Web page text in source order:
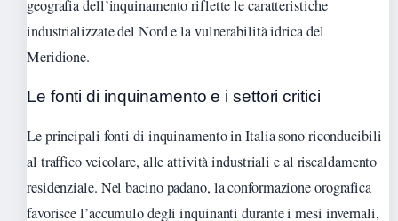
geografia dell’inquinamento riflette le caratteristiche
industrializzate del Nord e la vulnerabilità idrica del
Meridione.
Le fonti di inquinamento e i settori critici
Le principali fonti di inquinamento in Italia sono riconducibili
al traffico veicolare, alle attività industriali e al riscaldamento
residenziale. Nel bacino padano, la conformazione orografica
favorisce l’accumulo degli inquinanti durante i mesi invernali,